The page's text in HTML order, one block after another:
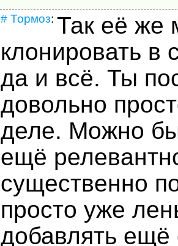
# Тормоз:Так её же
клонировать в
да и всё. Ты
довольно
деле. Можно
ещё
существенно
просто уже
добавлять ещё